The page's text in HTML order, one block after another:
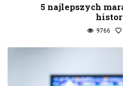
5 najlepszych
9766